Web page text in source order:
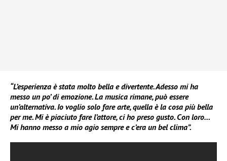
“L’esperienza è stata molto bella e divertente. Adesso mi ha
messo un po’ di emozione. La musica rimane, può essere
un’alternativa. Io voglio solo fare arte, quella è la cosa più bella
per me. Mi è piaciuto fare l’attore, ci ho preso gusto. Con loro…
Mi hanno messo a mio agio sempre e c’era un bel clima”.